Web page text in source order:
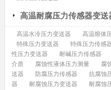
高温耐腐压力传感器变送
高温水冷压力变送器 高温熔体
特殊压力变送器
特殊压力传感
性压力变送器
耐碱压力传感器
介质
腐蚀性液体压力测量 腐
送器
防腐压力传感器 抗腐蚀
器
耐腐蚀压力变送器 耐腐蚀